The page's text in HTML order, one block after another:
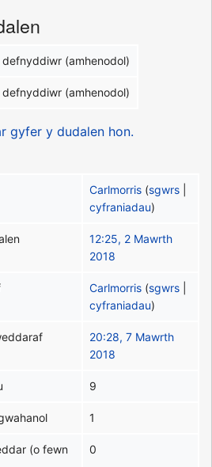
(amhenodol)
(amhenodol)
gyfer y dudalen hon.
Carlmorris (sgwrs
cyfraniadau)
12:25, 2 Mawrth
2018
Carlmorris (sgwrs
cyfraniadau)
20:28, 7 Mawrth
2018
9
1
(o fewn
0